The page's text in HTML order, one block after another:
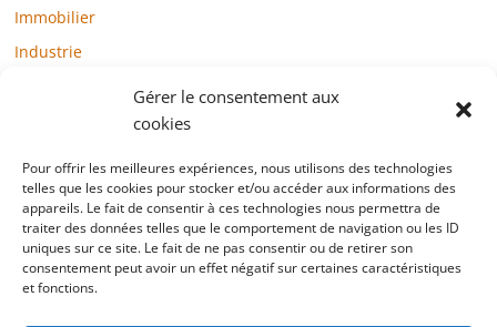
Gérer le consentement aux
cookies
Pour offrir les meilleures expériences, nous utilisons des technologies
telles que les cookies pour stocker et/ou accéder aux informations des
appareils. Le fait de consentir à ces technologies nous permettra de
traiter des données telles que le comportement de navigation ou les ID
uniques sur ce site. Le fait de ne pas consentir ou de retirer son
consentement peut avoir un effet négatif sur certaines caractéristiques
et fonctions.
Immobilier
Industrie
Mode / Beauté / Bien-être
Santé
Société
Sports